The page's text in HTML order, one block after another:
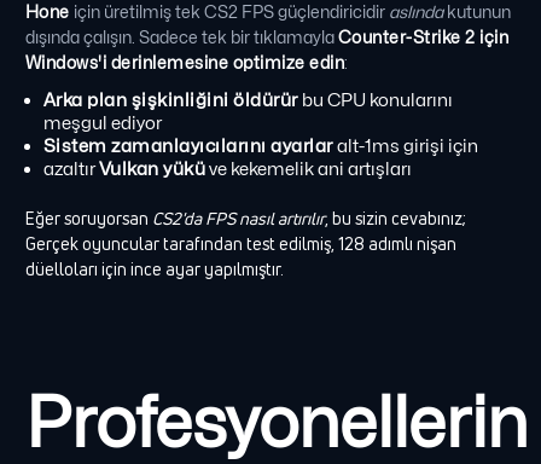
Hone için üretilmiş tek CS2 FPS güçlendiricidir aslındakutunun
dışında çalışın. Sadece tek bir tıklamaylaCounter-Strike 2 için
Windows'i derinlemesine optimize edin:
Arka plan şişkinliğini öldürürbu CPU konularını
meşgul ediyor
Sistem zamanlayıcılarını ayarlaralt-1ms girişi için
azaltırVulkan yüküve kekemelik ani artışları
Eğer soruyorsan CS2'da FPS nasıl artırılır, bu sizin cevabınız;
Gerçek oyuncular tarafından test edilmiş, 128 adımlı nişan
düelloları için ince ayar yapılmıştır.
Profesyonellerin